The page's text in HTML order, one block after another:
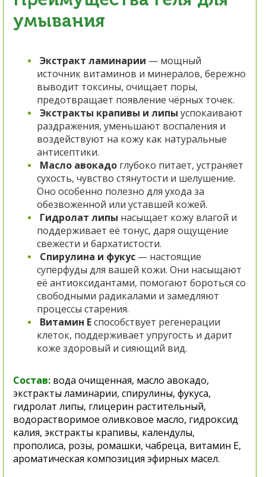
умывания
Экстракт ламинарии — мощный
источник витаминов и минералов, бережно
выводит токсины, очищает поры,
предотвращает появление чёрных точек.
Экстракты крапивы и липы успокаивают
раздражения, уменьшают воспаления и
воздействуют на кожу как натуральные
антисептики.
Масло авокадо глубоко питает, устраняет
сухость, чувство стянутости и шелушение.
Оно особенно полезно для ухода за
обезвоженной или уставшей кожей.
Гидролат липы насыщает кожу влагой и
поддерживает её тонус, даря ощущение
свежести и бархатистости.
Спирулина и фукус — настоящие
суперфуды для вашей кожи. Они насыщают
её антиоксидантами, помогают бороться со
свободными радикалами и замедляют
процессы старения.
Витамин Еспособствует регенерации
клеток, поддерживает упругость и дарит
коже здоровый и сияющий вид.
Состав: вода очищенная, масло авокадо,
экстракты ламинарии, спирулины, фукуса,
гидролат липы, глицерин растительный,
водорастворимое оливковое масло, гидроксид
калия, экстракты крапивы, календулы,
прополиса, розы, ромашки, чабреца, витамин Е,
ароматическая композиция эфирных масел.